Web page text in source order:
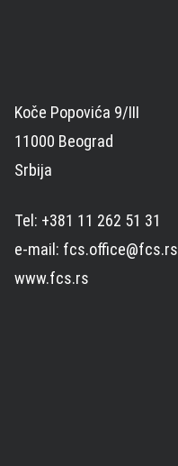
Koče Popovića 9/III
11000 Beograd
Srbija
Tel: +381 11 262 51 31
e-mail: fcs.office@fcs.rs
www.fcs.rs